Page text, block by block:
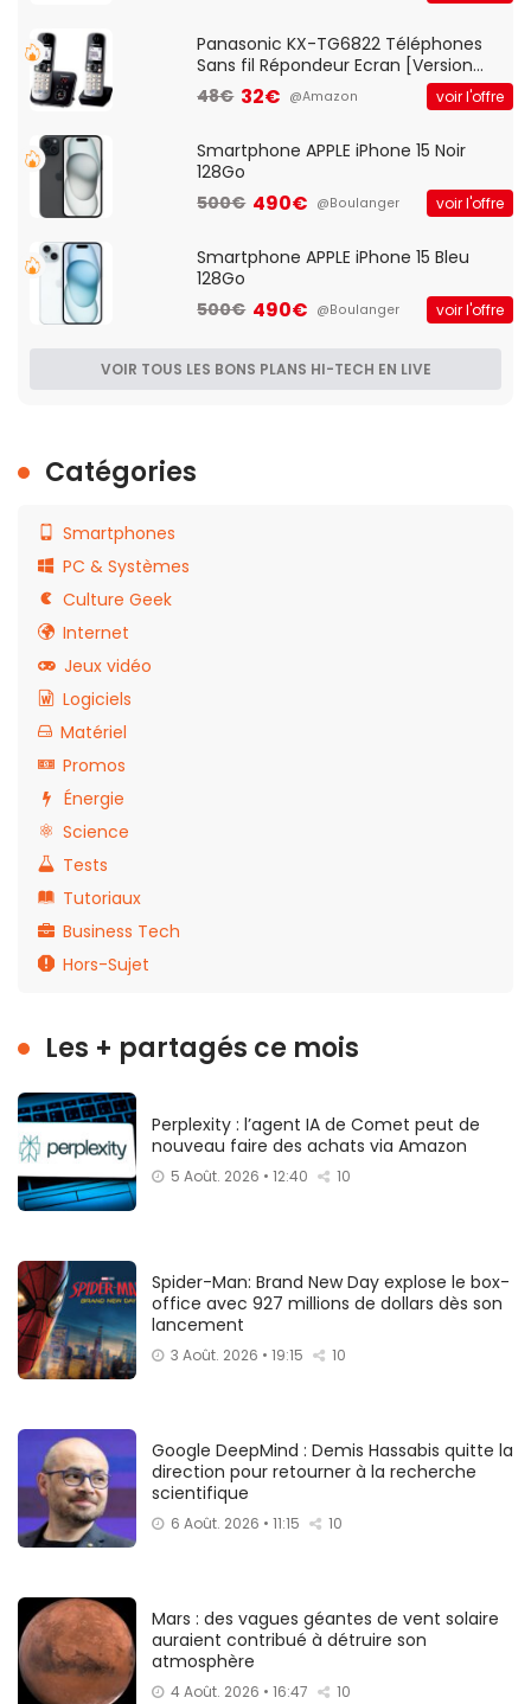
Panasonic KX-TG6822 Téléphones
Sans fil Répondeur Ecran [Version
Française]
48€ 32€ @Amazon voir l'offre
Smartphone APPLE iPhone 15 Noir
128Go
500€ 490€ @Boulanger voir l'offre
Smartphone APPLE iPhone 15 Bleu
128Go
500€ 490€ @Boulanger voir l'offre
VOIR TOUS LES BONS PLANS HI-TECH EN LIVE
Catégories
Smartphones
PC & Systèmes
Culture Geek
Internet
Jeux vidéo
Logiciels
Matériel
Promos
Énergie
Science
Tests
Tutoriaux
Business Tech
Hors-Sujet
Les + partagés ce mois
Perplexity : l’agent IA de Comet peut de
nouveau faire des achats via Amazon
5 Août. 2026 • 12:40 10
Spider-Man: Brand New Day explose le box-
office avec 927 millions de dollars dès son
lancement
3 Août. 2026 • 19:15 10
Google DeepMind : Demis Hassabis quitte la
direction pour retourner à la recherche
scientifique
6 Août. 2026 • 11:15 10
Mars : des vagues géantes de vent solaire
auraient contribué à détruire son
atmosphère
4 Août. 2026 • 16:47 10